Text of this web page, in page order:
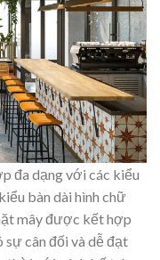
đa dạng với các kiểu
bàn dài hình chữ
mây được kết hợp
sự cân đối và dễ đạt